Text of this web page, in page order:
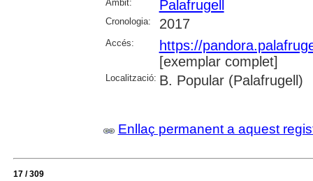
Àmbit:
Palafrugell
Cronologia: 2017
Accés:
https://
[exemplar complet]
Localització: B. Popular (Palafrugell)
Enllaç permanent a aquest
17 / 309